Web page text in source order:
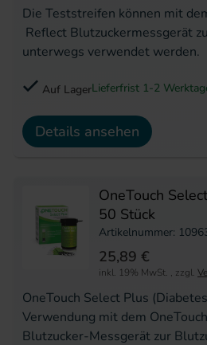
Die Teststreifen können mit
Reflect Blutzuckermessgerät
unterwegs verwendet werden.
Auf LagerLieferfrist 1-2
Details ansehen
OneTouch
50 Stück
Artikelnummer:
OneTouch Select Plus
Verwendung mit dem
Blutzucker-Messgerät zur
25,89 €
inkl. 19% MwSt. , zzgl.